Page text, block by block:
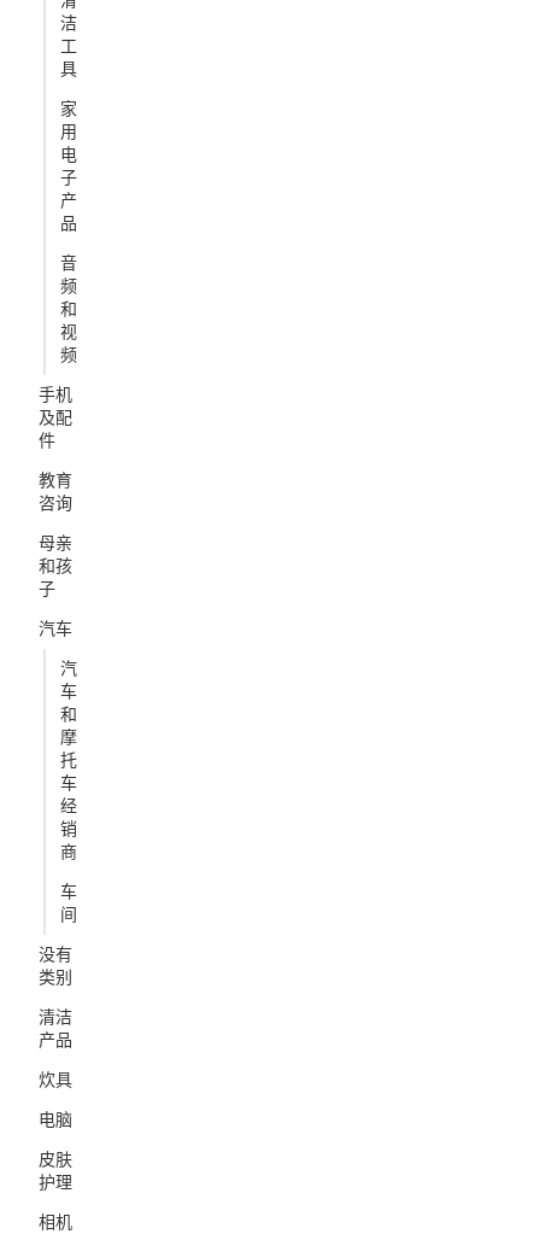
洁
工
具
家
用
电
子
产
品
音
频
和
视
频
手机
及配
件
教育
咨询
母亲
和孩
子
汽车
汽
车
和
摩
托
车
经
销
商
车
间
没有
类别
清洁
产品
炊具
电脑
皮肤
护理
相机